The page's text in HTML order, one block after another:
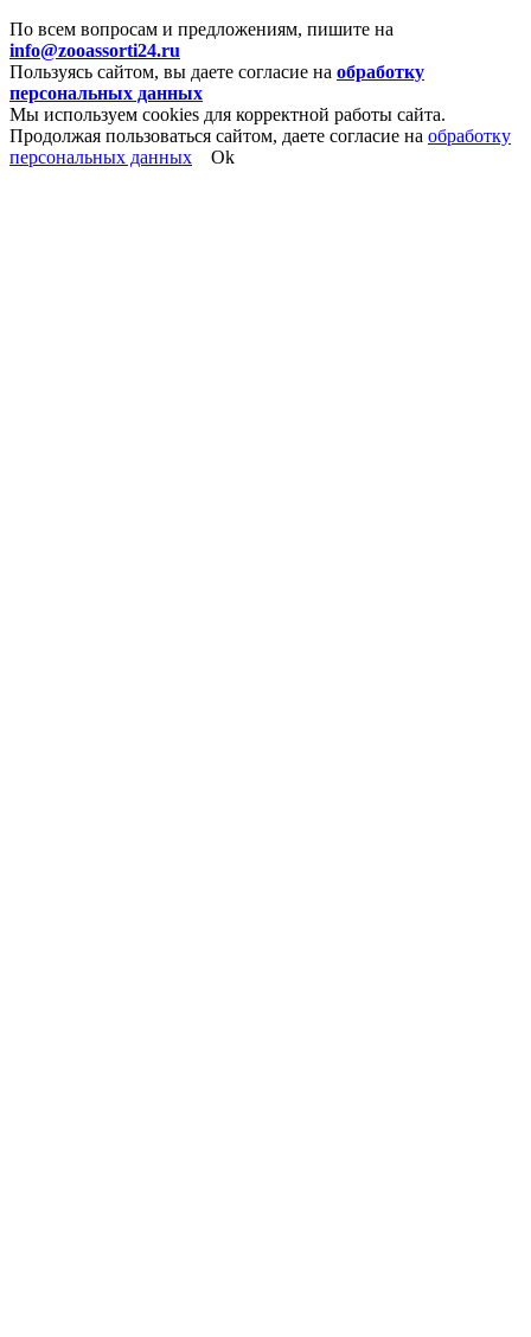
По всем вопросам и предложениям, пишите на
info@zooassorti24.ru
Пользуясь сайтом, вы даете согласие на обработку
персональных данных
Мы используем cookies для корректной работы сайта.
Продолжая пользоваться сайтом, даете согласие на обработку
персональных данных
Ok